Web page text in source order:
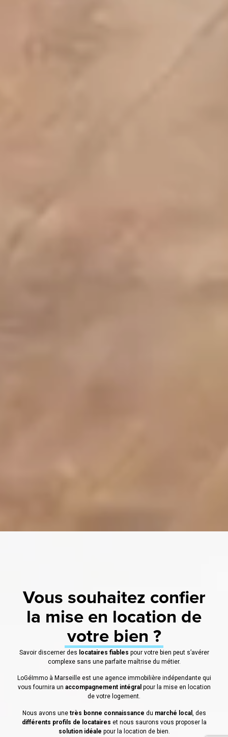
Vous souhaitez confier
la mise en location de
votre bien ?
Savoir discerner des locataires fiables pour votre bien peut s’avérer
complexe sans une parfaite maîtrise du métier.
LoGéImmo à Marseille est une agence immobilière indépendante qui
vous fournira un accompagnement intégral pour la mise en location
de votre logement.
Nous avons une très bonne connaissance du marché local
, des
différents profils de locataires et nous saurons vous proposer la
solution idéale pour la location de bien.